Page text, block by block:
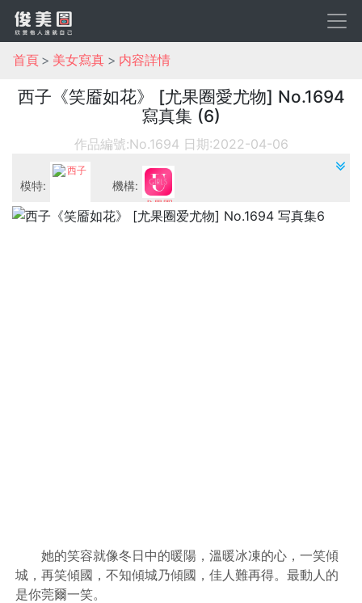
首頁 美女寫真 内容詳情
西子《笑靥如花》 [尤果圈愛尤物] No.1694
寫真集 (6)
作品編號:No.1694 日期:2022-04-06
模特:
西子
機構:
尤果圈
她的笑容就像冬日中的暖陽，溫暖冰凍的心，一笑傾
城，再笑傾國，不知傾城乃傾國，佳人難再得。最動人的
是你莞爾一笑。